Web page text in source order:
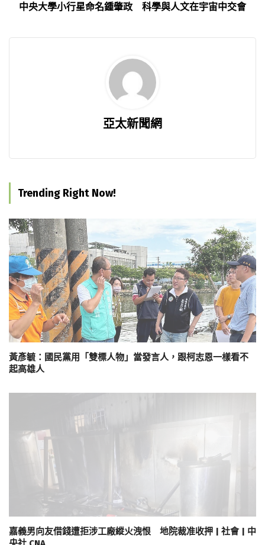
中央大學小行星命名鍾肇政 科學與人文在宇宙中交會
亞太新聞網
Trending Right Now!
黃彥毓：國民黨用「雙標人物」當發言人，跟柯志恩一樣看不
起高雄人
嘉義男向友借錢遭拒涉工廠縱火洩恨 地院裁准收押 | 社會 | 中